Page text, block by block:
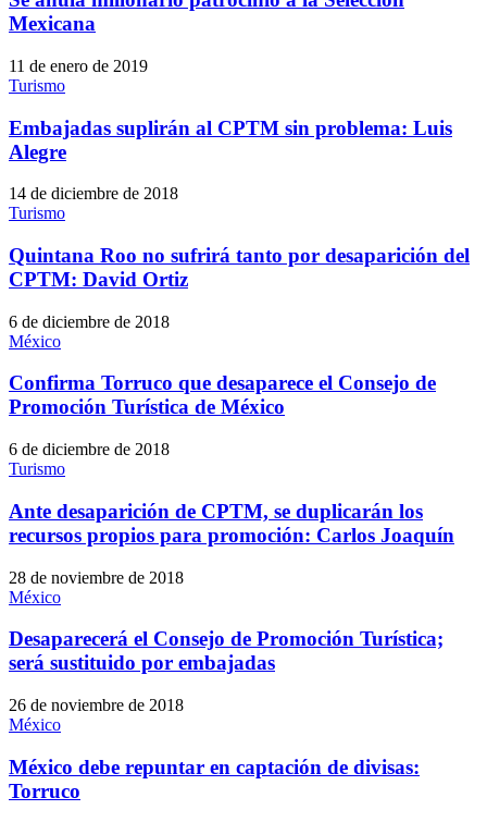
Mexicana
11 de enero de 2019
Turismo
Embajadas suplirán al CPTM sin problema: Luis
Alegre
14 de diciembre de 2018
Turismo
Quintana Roo no sufrirá tanto por desaparición del
CPTM: David Ortiz
6 de diciembre de 2018
México
Confirma Torruco que desaparece el Consejo de
Promoción Turística de México
6 de diciembre de 2018
Turismo
Ante desaparición de CPTM, se duplicarán los
recursos propios para promoción: Carlos Joaquín
28 de noviembre de 2018
México
Desaparecerá el Consejo de Promoción Turística;
será sustituido por embajadas
26 de noviembre de 2018
México
México debe repuntar en captación de divisas:
Torruco